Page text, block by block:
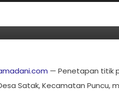
— Penetapan titik
Desa Satak, Kecamatan